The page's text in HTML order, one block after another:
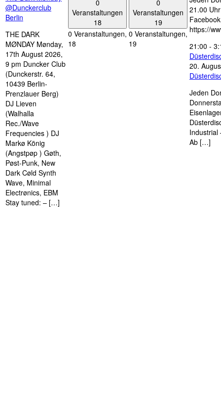
@Dunckerclub
Berlin
THE DARK
MØNDAY Mønday,
17th August 2026,
9 pm Duncker Club
(Dunckerstr. 64,
10439 Berlin-
Prenzlauer Berg)
DJ Lieven
(Walhalla
Rec./Wave
Frequencies ) DJ
Markø König
(Angstpøp ) Gøth,
Pøst-Punk, New
Dark Cøld Synth
Wave, Minimal
Electrønics, EBM
Stay tuned: – […]
0
Veranstaltungen
18
0 Veranstaltungen,
18
0
Veranstaltungen
19
0 Veranstaltungen,
19
21.00
https://
21:00 -
20.
Jeden
Industrial
Ab […]